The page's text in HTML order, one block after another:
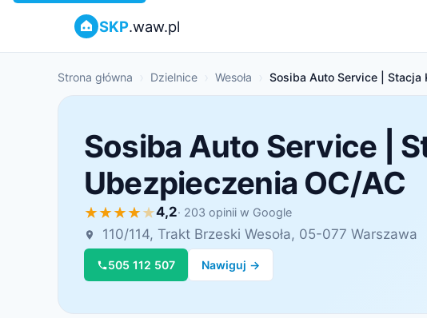
SKP.waw.pl
Strona główna Dzielnice Wesoła Sosiba Auto Service | Stacja
Sosiba Auto Service |
Ubezpieczenia OC/AC
4,2· 203 opinii w Google
110/114, Trakt Brzeski Wesoła, 05-077 Warszawa
505 112 507 Nawiguj →